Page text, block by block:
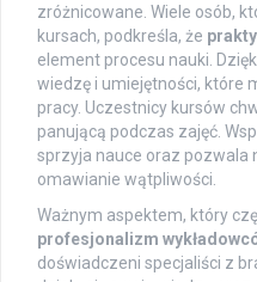
zróżnicowane. Wiele osób,
kursach, podkreśla, że
element procesu nauki.
wiedzę i umiejętności, które
pracy. Uczestnicy kursów
panującą podczas zajęć.
sprzyja nauce oraz pozwala
omawianie wątpliwości.
Ważnym aspektem, który
profesjonalizm
doświadczeni specjaliści z